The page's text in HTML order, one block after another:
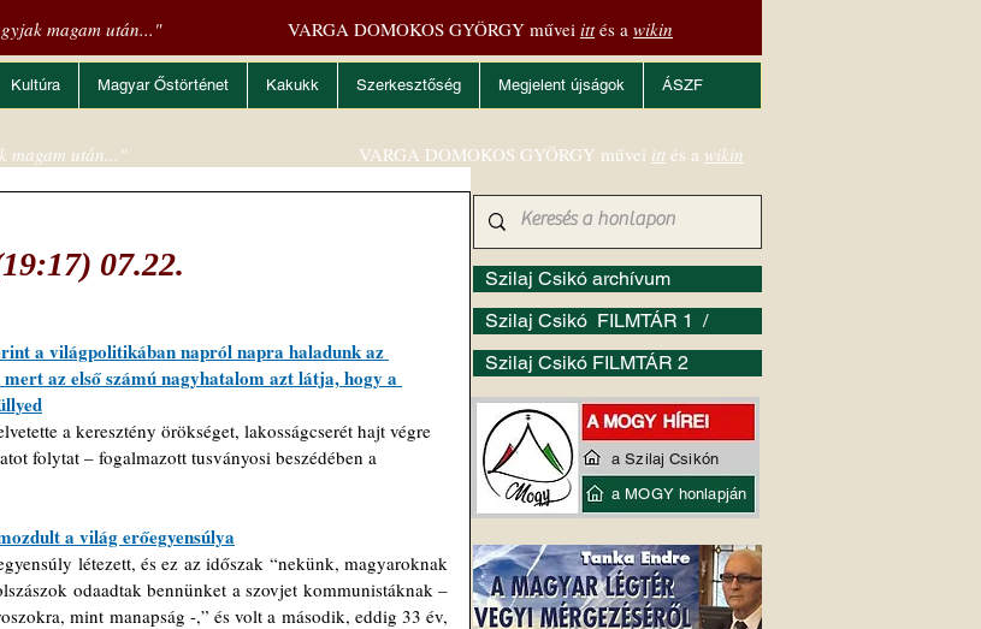
magam után..." VARGA DOMOKOS GYÖRGY művei ittés a wikin
Kultúra Magyar Őstörténet Kakukk Szerkesztőség Megjelent újságok ÁSZF
07.22.
a világpolitikában napról napra haladunk az
mert az első számú nagyhatalom azt látja, hogy a
a keresztény örökséget, lakosságcserét hajt végre
folytat – fogalmazott tusványosi beszédében a
a világ erőegyensúlya
létezett, és ez az időszak “nekünk, magyaroknak
odaadtak bennünket a szovjet kommunistáknak –
mint manapság -,” és volt a második, eddig 33 év,
Szilaj Csikó archívum
Szilaj Csikó FILMTÁR 1 /
Szilaj Csikó FILMTÁR 2
magam után..." VARGA DOMOKOS GYÖRGY művei itt és a wikin
a Szilaj Csikón
a MOGY honlapján